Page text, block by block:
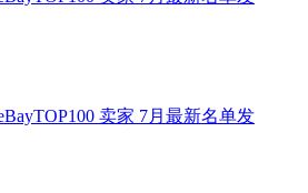
卖家 7月最新名单发